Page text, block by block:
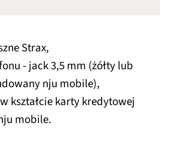
Strax,
- jack 3,5 mm (żółty lub
nju mobile),
kształcie karty kredytowej
mobile.